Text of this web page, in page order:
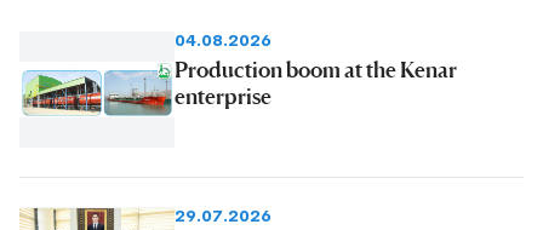
04.08.2026
Production boom at the Kenar
enterprise
29.07.2026